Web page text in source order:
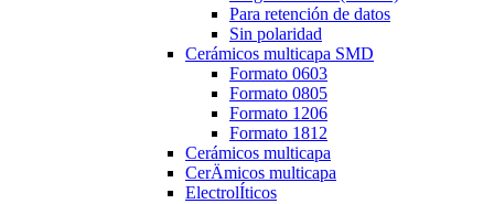
Para retención de datos
Sin polaridad
Cerámicos multicapa SMD
Formato 0603
Formato 0805
Formato 1206
Formato 1812
Cerámicos multicapa
CerÄmicos multicapa
ElectrolÍticos